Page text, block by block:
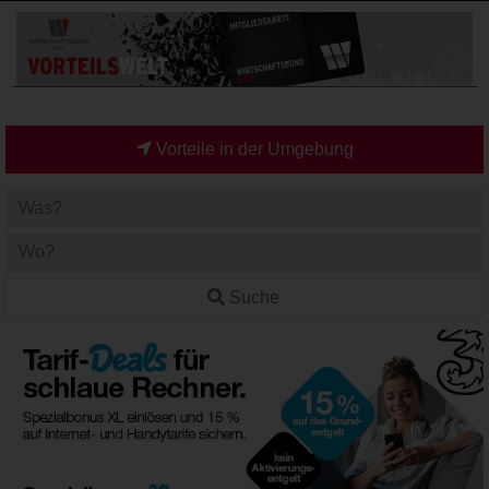
Vorteile in der Umgebung
Suche